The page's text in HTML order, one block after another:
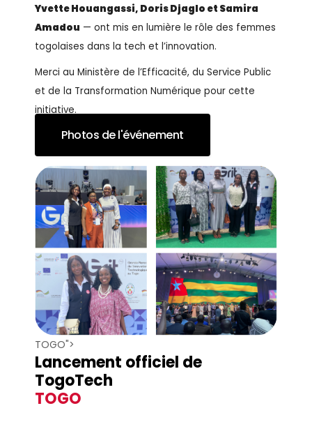
Yvette Houangassi, Doris Djaglo et Samira
Amadou — ont mis en lumière le rôle des femmes
togolaises dans la tech et l’innovation.
Merci au Ministère de l’Efficacité, du Service Public
et de la Transformation Numérique pour cette
initiative.
Photos de l'événement
TOGO">
Lancement officiel de
TogoTech
TOGO